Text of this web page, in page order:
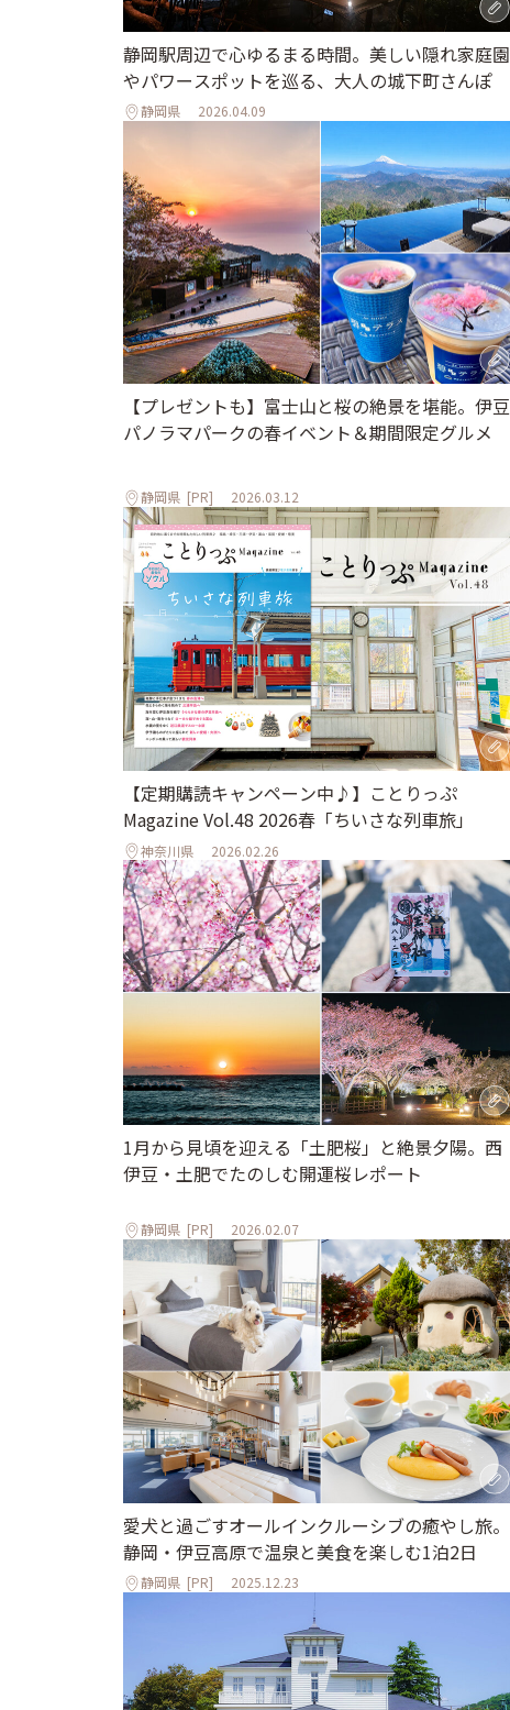
静岡駅周辺で心ゆるまる時間。美しい隠れ家庭園
やパワースポットを巡る、大人の城下町さんぽ
静岡県 2026.04.09
【プレゼントも】富士山と桜の絶景を堪能。伊豆
パノラマパークの春イベント＆期間限定グルメ
静岡県 [PR] 2026.03.12
【定期購読キャンペーン中♪】ことりっぷ
Magazine Vol.48 2026春「ちいさな列車旅」
神奈川県 2026.02.26
1月から見頃を迎える「土肥桜」と絶景夕陽。西
伊豆・土肥でたのしむ開運桜レポート
静岡県 [PR] 2026.02.07
愛犬と過ごすオールインクルーシブの癒やし旅。
静岡・伊豆高原で温泉と美食を楽しむ1泊2日
静岡県 [PR] 2025.12.23